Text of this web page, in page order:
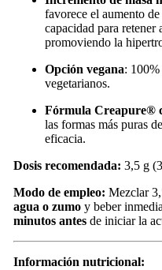
favorece el aumento
capacidad para retener
promoviendo la
Opción vegana: 100%
vegetarianos.
Fórmula Creapure®
las formas más puras
eficacia.
Dosis recomendada: 3,5 g
Modo de empleo: Mezclar
agua o zumoy beber
minutos antesde iniciar la
Información nutricional: